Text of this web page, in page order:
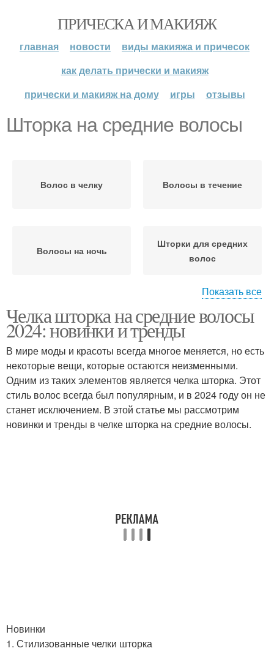
ПРИЧЕСКА И МАКИЯЖ
главная новости
виды макияжа и причесок
как делать прически и макияж
прически и макияж на дому
игры отзывы
Шторка на средние волосы
Волос в челку Волосы в течение
Волосы на ночь
Шторки для средних
волос
волос
условиях
Челка-шторка на
средние волосы
Показать все
Челка шторка на средние волосы
2024: новинки и тренды
В мире моды и красоты всегда многое меняется, но есть
некоторые вещи, которые остаются неизменными.
Одним из таких элементов является челка шторка. Этот
стиль волос всегда был популярным, и в 2024 году он не
станет исключением. В этой статье мы рассмотрим
новинки и тренды в челке шторка на средние волосы.
Новинки
1. Стилизованные челки шторка